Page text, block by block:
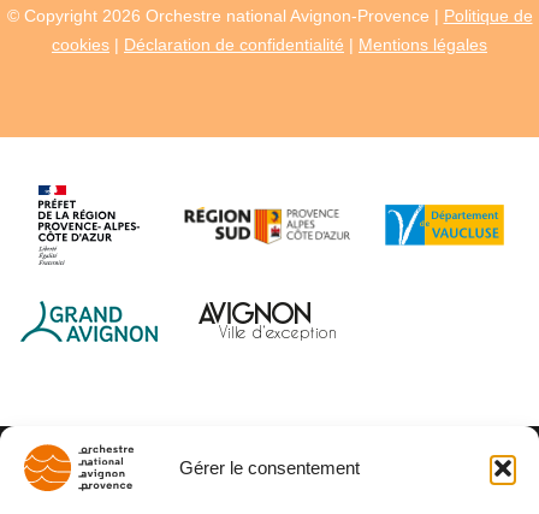
Gérer le consentement
© Copyright 2026 Orchestre national Avignon-Provence | Politique de
cookies | Déclaration de confidentialité | Mentions légales